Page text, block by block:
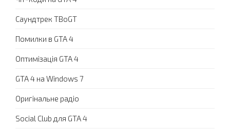
Саундтрек TBoGT
Помилки в GTA 4
Оптимізація GTA 4
GTA 4 на Windows 7
Оригінальне радіо
Social Club для GTA 4